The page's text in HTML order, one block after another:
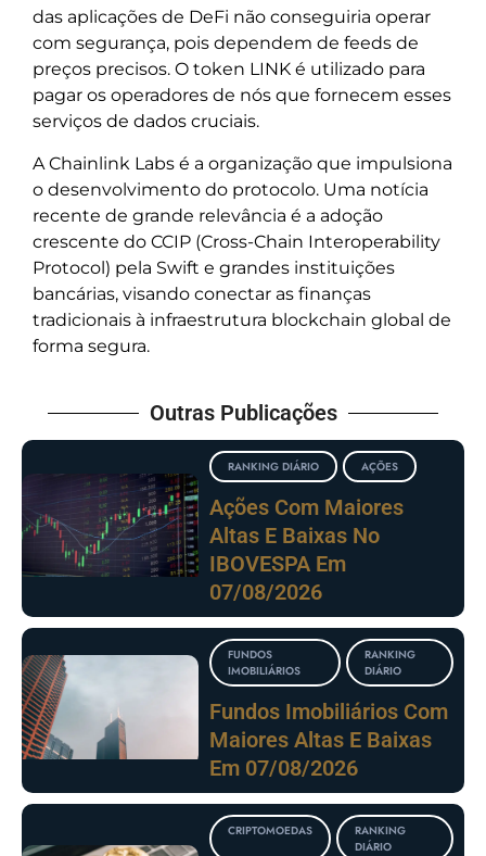
das aplicações de DeFi não conseguiria operar
com segurança, pois dependem de feeds de
preços precisos. O token LINK é utilizado para
pagar os operadores de nós que fornecem esses
serviços de dados cruciais.
A Chainlink Labs é a organização que impulsiona
o desenvolvimento do protocolo. Uma notícia
recente de grande relevância é a adoção
crescente do CCIP (Cross-Chain Interoperability
Protocol) pela Swift e grandes instituições
bancárias, visando conectar as finanças
tradicionais à infraestrutura blockchain global de
forma segura.
Outras Publicações
RANKING DIÁRIO AÇÕES
Ações Com Maiores
Altas E Baixas No
IBOVESPA Em
07/08/2026
FUNDOS
IMOBILIÁRIOS
RANKING
DIÁRIO
Fundos Imobiliários Com
Maiores Altas E Baixas
Em 07/08/2026
CRIPTOMOEDAS
RANKING
DIÁRIO